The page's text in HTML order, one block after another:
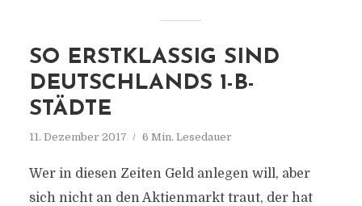
SO ERSTKLASSIG SIND
DEUTSCHLANDS 1-B-
STÄDTE
11. Dezember 2017 6 Min. Lesedauer
Wer in diesen Zeiten Geld anlegen will, aber
sich nicht an den Aktienmarkt traut, der hat